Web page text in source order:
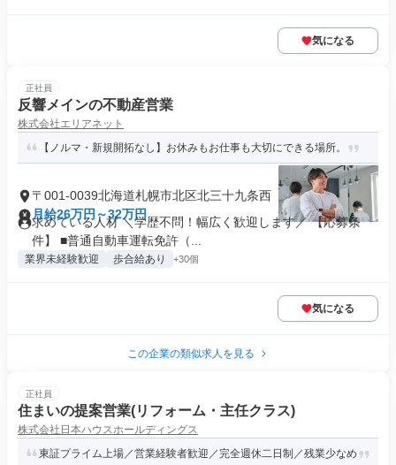
気になる
正社員
反響メインの不動産営業
株式会社エリアネット
【ノルマ・新規開拓なし】お休みもお仕事も大切にできる場所。
〒001-0039北海道札幌市北区北三十九条西
月給26万円～32万円
求めている人材 ＼学歴不問！幅広く歓迎します／ 【応募条
件】 ■普通自動車運転免許（...
業界未経験歓迎 歩合給あり +30個
気になる
この企業の類似求人を見る
正社員
住まいの提案営業(リフォーム・主任クラス)
株式会社日本ハウスホールディングス
東証プライム上場／営業経験者歓迎／完全週休二日制／残業少なめ